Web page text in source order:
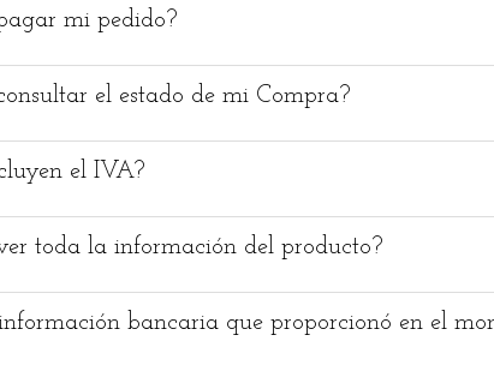
mi pedido?
el estado de mi Compra?
el IVA?
toda la información del producto?
bancaria que proporcionó en el